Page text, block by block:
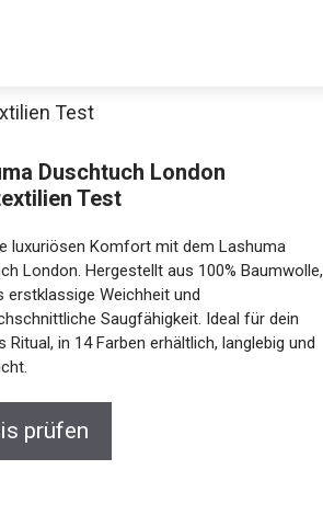
Test
Duschtuch London
Test
luxuriösen Komfort mit dem Lashuma
London. Hergestellt aus 100% Baumwolle,
erstklassige Weichheit und
Saugfähigkeit. Ideal für dein
Ritual, in 14 Farben erhältlich, langlebig und
prüfen